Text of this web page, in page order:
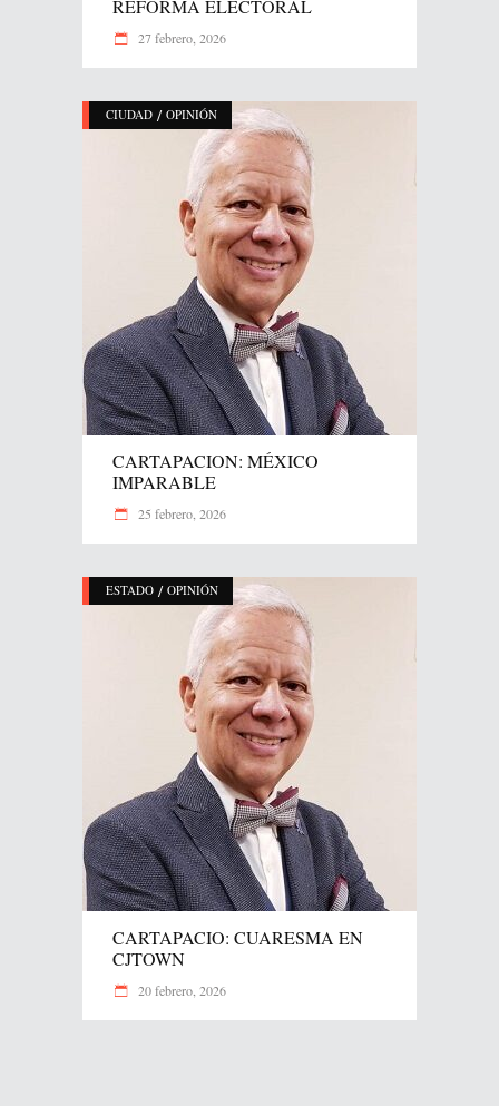
REFORMA ELECTORAL
27 febrero, 2026
CIUDAD / OPINIÓN
CARTAPACION: MÉXICO
IMPARABLE
25 febrero, 2026
ESTADO / OPINIÓN
CARTAPACIO: CUARESMA EN
CJTOWN
20 febrero, 2026